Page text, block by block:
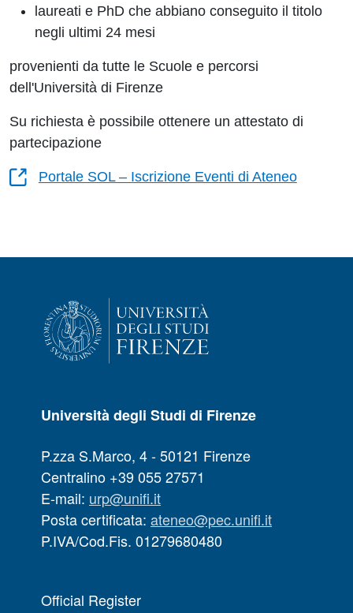
laureati e PhD che abbiano conseguito il titolo
negli ultimi 24 mesi
provenienti da tutte le Scuole e percorsi
dell'Università di Firenze
Su richiesta è possibile ottenere un attestato di
partecipazione
Portale SOL – Iscrizione Eventi di Ateneo
Università degli Studi di Firenze
P.zza S.Marco, 4 - 50121 Firenze
Centralino +39 055 27571
E-mail: urp@unifi.it
Posta certificata: ateneo@pec.unifi.it
P.IVA/Cod.Fis. 01279680480
Official Register